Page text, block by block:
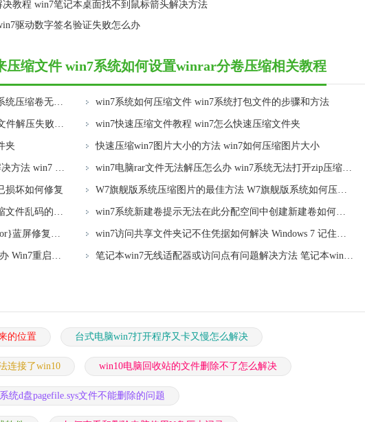
教程 win7笔记本桌面找不到鼠标箭头解决方法
驱动数字签名验证失败怎么办
缩文件 win7系统如何设置winrar分卷压缩相关教程
win7系统压缩卷之后不能扩展如何处理 win7系统压缩卷无法扩展解决方法 win7系统如何压缩文件 win7系统打包文件的步骤和方法
win7打不开压缩文件解决方法 windows7压缩文件解压失败怎么办 win7快速压缩文件教程 win7怎么快速压缩文件夹
夹 快速压缩win7图片大小的方法 win7如何压缩图片大小
win7 64位系统“打印数据获取(压缩)失败”的解决方法 win7 64位系统打印数据获取失败压缩解决方法 win7电脑rar文件无法解压怎么办 win7系统无法打开zip压缩文件如何解决
损坏如何修复 W7旗舰版系统压缩图片的最佳方法 W7旗舰版系统如何压缩图片
win7压缩文件乱码怎么恢复正常 win7打开压缩文件乱码的解决方法 win7系统新建卷提示无法在此分配空间中创建新建卷如何修复 win7系统新建卷无法分配空间如何解决
window7电脑开机stop:c000021a{fata systemerror}蓝屏修复方法 Windows7电脑开机蓝屏stop c000021a错误修复方法 win7访问共享文件夹记不住凭据如何解决 Windows 7 记住网络共享文件夹凭据设置方法
win7重启提示Press Ctrl+Alt+Del to restart怎么办 Win7重启提示按下Ctrl Alt Del无法进入系统怎么办 笔记本win7无线适配器或访问点有问题解决方法 笔记本win7无线适配器无法连接网络解决方法
的位置 台式电脑win7打开程序又卡又慢怎么解决
连接了win10 win10电脑回收站的文件删除不了怎么解决
统d盘pagefile.sys文件不能删除的问题